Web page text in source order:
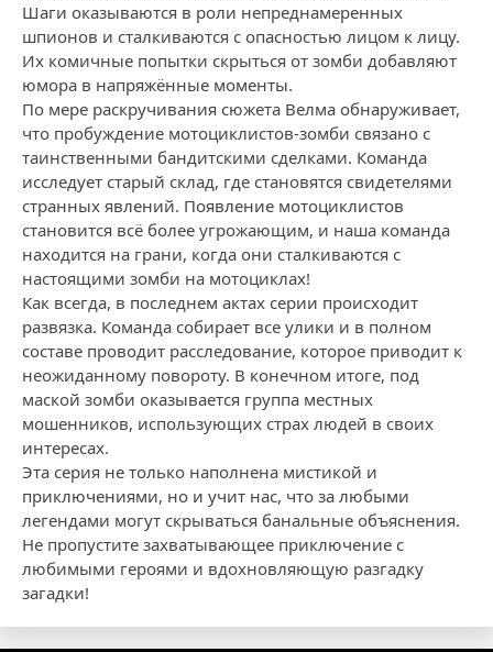
Шаги оказываются в роли непреднамеренных
шпионов и сталкиваются с опасностью лицом к лицу.
Их комичные попытки скрыться от зомби добавляют
юмора в напряжённые моменты.
По мере раскручивания сюжета Велма обнаруживает,
что пробуждение мотоциклистов-зомби связано с
таинственными бандитскими сделками. Команда
исследует старый склад, где становятся свидетелями
странных явлений. Появление мотоциклистов
становится всё более угрожающим, и наша команда
находится на грани, когда они сталкиваются с
настоящими зомби на мотоциклах!
Как всегда, в последнем актах серии происходит
развязка. Команда собирает все улики и в полном
составе проводит расследование, которое приводит к
неожиданному повороту. В конечном итоге, под
маской зомби оказывается группа местных
мошенников, использующих страх людей в своих
интересах.
Эта серия не только наполнена мистикой и
приключениями, но и учит нас, что за любыми
легендами могут скрываться банальные объяснения.
Не пропустите захватывающее приключение с
любимыми героями и вдохновляющую разгадку
загадки!